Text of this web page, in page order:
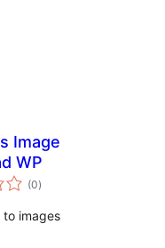
Image
WP
(0tổng
đánh
)
to images